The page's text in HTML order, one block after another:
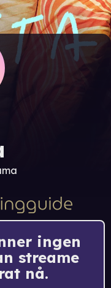
ingen
streame
nå.